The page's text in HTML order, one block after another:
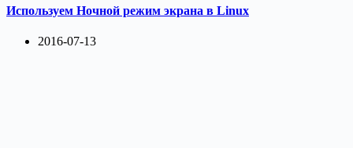
Используем Ночной режим экрана в Linux
2016-07-13